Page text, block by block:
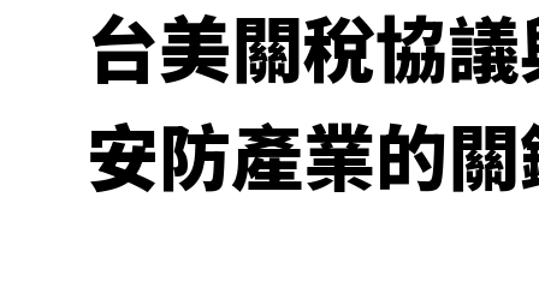
台美關稅協
安防產業的